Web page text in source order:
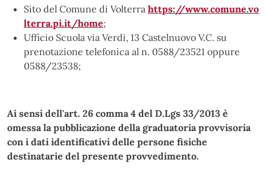
Sito del Comune di Volterra https://www.comune.vo
lterra.pi.it/home;
Ufficio Scuola via Verdi, 13 Castelnuovo V.C. su
prenotazione telefonica al n. 0588/23521 oppure
0588/23538;
Ai sensi dell'art. 26 comma 4 del D.Lgs 33/2013 è
omessa la pubblicazione della graduatoria provvisoria
con i dati identificativi delle persone fisiche
destinatarie del presente provvedimento.